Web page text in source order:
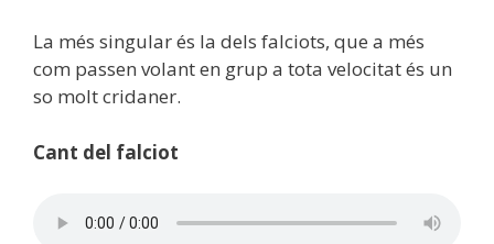
La més singular és la dels falciots, que a més
com passen volant en grup a tota velocitat és un
so molt cridaner.
Cant del falciot